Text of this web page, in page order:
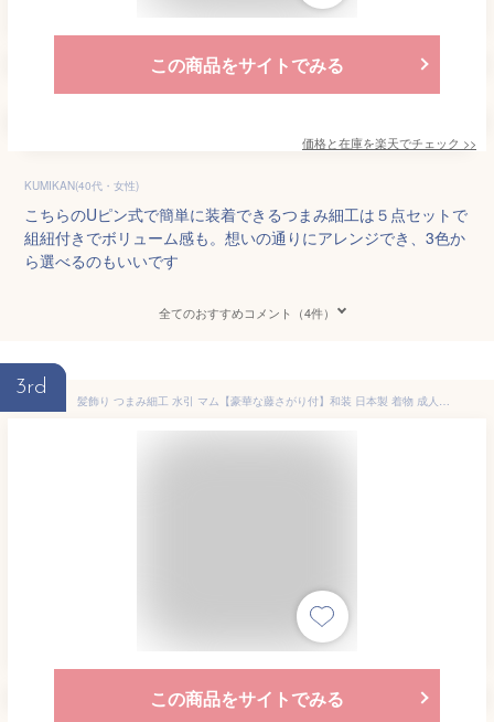
この商品をサイトでみる
価格と在庫を楽天でチェック >>
KUMIKAN(40代・女性)
こちらのUピン式で簡単に装着できるつまみ細工は５点セットで
組紐付きでボリューム感も。想いの通りにアレンジでき、3色か
ら選べるのもいいです
全てのおすすめコメント（4件）
3rd
髪飾り つまみ細工 水引 マム【豪華な藤さがり付】和装 日本製 着物 成人式 振袖 卒業式 袴 結婚式 前撮り 花飾り ヘアアクセサリー 和風 ウェディング ブライダル 打掛 白無垢 和婚 花嫁 お呼ばれ 浴衣 ドレス 七五三 髪留 コサージュ おしゃれ かわいい
この商品をサイトでみる